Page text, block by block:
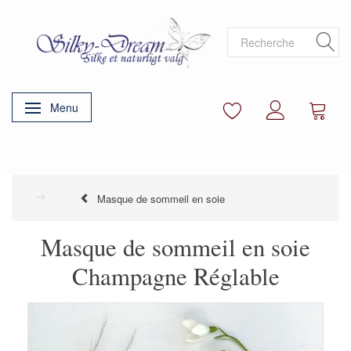
Basculer la navigation
Menu
Masque de sommeil en soie
Masque de sommeil en soie
Champagne Réglable